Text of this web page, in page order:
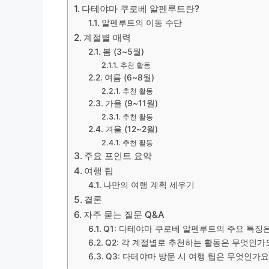
다테야마 쿠로베 알펜루트란?
알펜루트의 이동 수단
계절별 매력
봄 (3~5월)
추천 활동
여름 (6~8월)
추천 활동
가을 (9~11월)
추천 활동
겨울 (12~2월)
추천 활동
주요 포인트 요약
여행 팁
나만의 여행 계획 세우기
결론
자주 묻는 질문 Q&A
Q1: 다테야마 쿠로베 알펜루트의 주요 특징
Q2: 각 계절별로 추천하는 활동은 무엇인가
Q3: 다테야마 방문 시 여행 팁은 무엇인가